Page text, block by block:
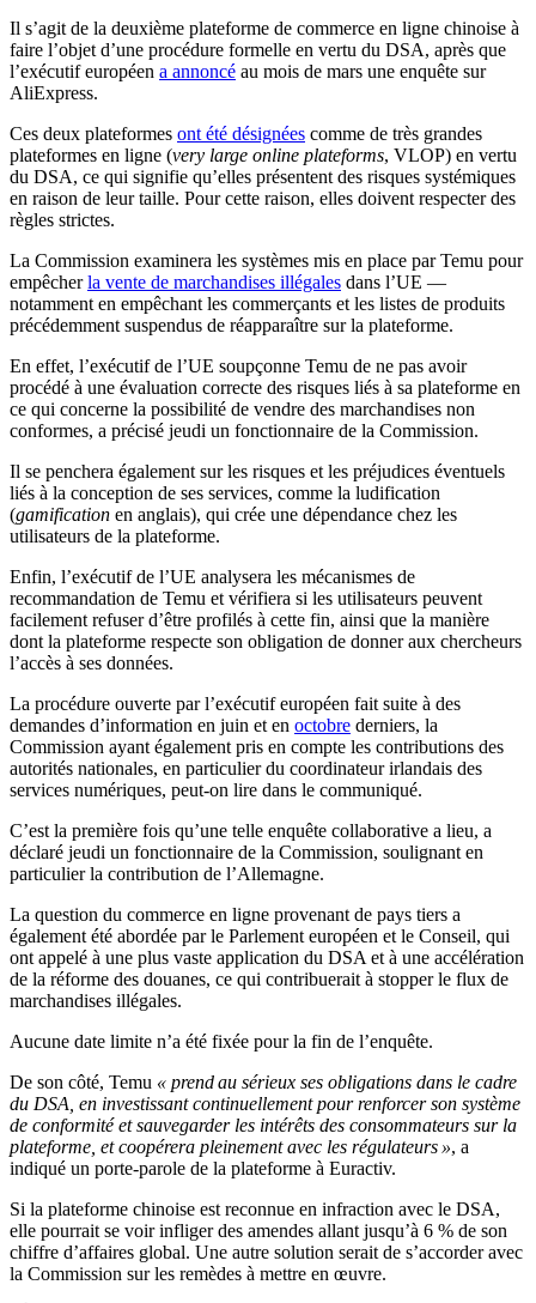
Il s’agit de la deuxième plateforme de commerce en ligne chinoise à
faire l’objet d’une procédure formelle en vertu du DSA, après que
l’exécutif européen a annoncé au mois de mars une enquête sur
AliExpress.
Ces deux plateformes ont été désignées comme de très grandes
plateformes en ligne (very large online plateforms, VLOP) en vertu
du DSA, ce qui signifie qu’elles présentent des risques systémiques
en raison de leur taille. Pour cette raison, elles doivent respecter des
règles strictes.
La Commission examinera les systèmes mis en place par Temu pour
empêcherla vente de marchandises illégales dans l’UE —
notamment en empêchant les commerçants et les listes de produits
précédemment suspendus de réapparaître sur la plateforme.
En effet, l’exécutif de l’UE soupçonne Temu de ne pas avoir
procédé à une évaluation correcte des risques liés à sa plateforme en
ce qui concerne la possibilité de vendre des marchandises non
conformes, a précisé jeudi un fonctionnaire de la Commission.
Il se penchera également sur les risques et les préjudices éventuels
liés à la conception de ses services, comme la ludification
(gamification en anglais), qui crée une dépendance chez les
utilisateurs de la plateforme.
Enfin, l’exécutif de l’UE analysera les mécanismes de
recommandation de Temu et vérifiera si les utilisateurs peuvent
facilement refuser d’être profilés à cette fin, ainsi que la manière
dont la plateforme respecte son obligation de donner aux chercheurs
l’accès à ses données.
La procédure ouverte par l’exécutif européen fait suite à des
demandes d’information en juin et en octobre derniers, la
Commission ayant également pris en compte les contributions des
autorités nationales, en particulier du coordinateur irlandais des
services numériques, peut-on lire dans le communiqué.
C’est la première fois qu’une telle enquête collaborative a lieu, a
déclaré jeudi un fonctionnaire de la Commission, soulignant en
particulier la contribution de l’Allemagne.
La question du commerce en ligne provenant de pays tiers a
également été abordée par le Parlement européen et le Conseil, qui
ont appelé à une plus vaste application du DSA et à une accélération
de la réforme des douanes, ce qui contribuerait à stopper le flux de
marchandises illégales.
Aucune date limite n’a été fixée pour la fin de l’enquête.
De son côté, Temu « prend au sérieux ses obligations dans le cadre
du DSA, en investissant continuellement pour renforcer son système
de conformité et sauvegarder les intérêts des consommateurs sur la
plateforme, et coopérera pleinement avec les régulateurs », a
indiqué un porte-parole de la plateforme à Euractiv.
Si la plateforme chinoise est reconnue en infraction avec le DSA,
elle pourrait se voir infliger des amendes allant jusqu’à 6 % de son
chiffre d’affaires global. Une autre solution serait de s’accorder avec
la Commission sur les remèdes à mettre en œuvre.